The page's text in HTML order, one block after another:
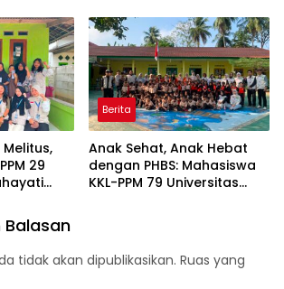
29
di RW 06
Berita
Anak Sehat, Anak Hebat
dengan PHBS: Mahasiswa
KKL-PPM 79 Universitas
Balasan
tidak akan dipublikasikan. Ruas yang